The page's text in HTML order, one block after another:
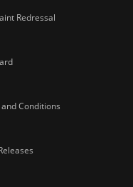
Redressal
Conditions